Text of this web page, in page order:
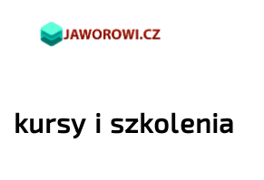
kursy i szkolenia